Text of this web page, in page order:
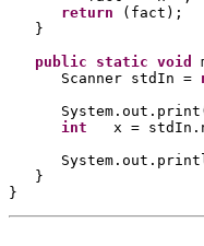
return
( fact ) ;
}
public static void
Scanner stdIn =
System.out.print
int x =
}
}